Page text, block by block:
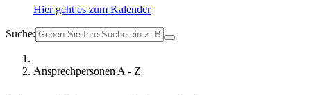
Hier geht es zum Kalender
Suche:
Ansprechpersonen A - Z